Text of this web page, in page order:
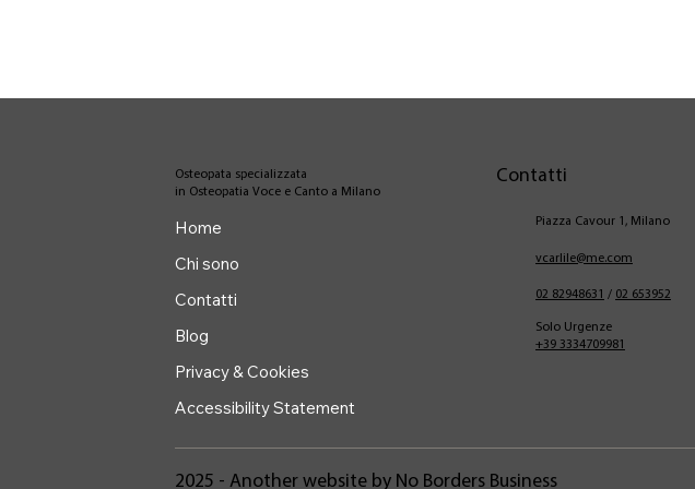
Osteopata specializzata
in Osteopatia Voce e Canto a Milano
Home
Chi sono
Contatti
Blog
Privacy & Cookies
Accessibility Statement
Contatti
Piazza Cavour 1, Milano
vcarlile@me.com
02 82948631 / 02 653952
Solo Urgenze
+39 3334709981
2025 - Another website by No Borders Business